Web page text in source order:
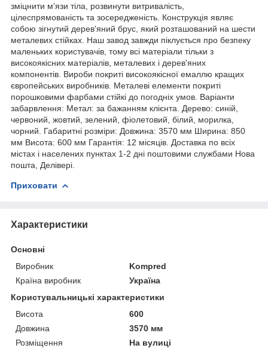
зміцнити м'язи тіла, розвинути витривалість,
цілеспрямованість та зосередженість. Конструкція являє
собою зігнутий дерев'яний брус, який розташований на шести
металевих стійках. Наш завод завжди піклується про безпеку
маленьких користувачів, тому всі матеріали тільки з
високоякісних матеріалів, металевих і дерев'яних
компонентів. Вироби покриті високоякісної емаллю кращих
європейських виробників. Металеві елементи покриті
порошковими фарбами стійкі до погодніх умов. Варіанти
забарвлення: Метал: за бажанням клієнта. Дерево: синій,
червоний, жовтий, зелений, фіолетовий, білий, морилка,
чорний. Габаритні розміри: Довжина: 3570 мм Ширина: 850
мм Висота: 600 мм Гарантія: 12 місяців. Доставка по всіх
містах і населених пунктах 1-2 дні поштовими службами Нова
пошта, Делівері.
Приховати
Характеристики
Основні
Виробник
Kompred
Країна виробник
Україна
Користувальницькі характеристики
Висота
600
Довжина
3570 мм
Розміщення
На вулиці